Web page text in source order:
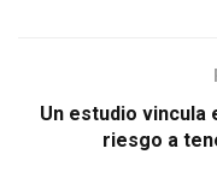
Un estudio vincula
riesgo a